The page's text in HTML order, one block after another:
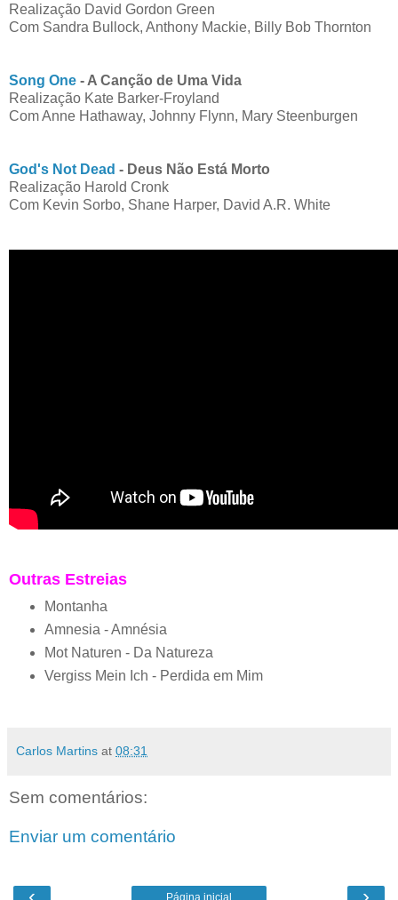
Realização David Gordon Green
Com Sandra Bullock, Anthony Mackie, Billy Bob Thornton
Song One - A Canção de Uma Vida
Realização Kate Barker-Froyland
Com Anne Hathaway, Johnny Flynn, Mary Steenburgen
God's Not Dead - Deus Não Está Morto
Realização Harold Cronk
Com Kevin Sorbo, Shane Harper, David A.R. White
Outras Estreias
Montanha
Amnesia - Amnésia
Mot Naturen - Da Natureza
Vergiss Mein Ich - Perdida em Mim
Carlos Martins at 08:31
Sem comentários:
Enviar um comentário